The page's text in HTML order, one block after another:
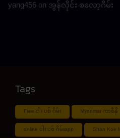
yang456 on အွန်လိုင်း စလော့ဂိမ်း
Tags
Free ငါး ပစ် ဂိမ်း Myanmar ကာစီနို
online ငါး ပစ် ဂိမ်းapp Shan Koe